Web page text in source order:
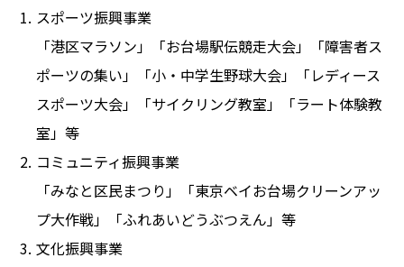
スポーツ振興事業
「港区マラソン」「お台場駅伝競走大会」「障害者ス
ポーツの集い」「小・中学生野球大会」「レディース
スポーツ大会」「サイクリング教室」「ラート体験教
室」等
コミュニティ振興事業
「みなと区民まつり」「東京ベイお台場クリーンアッ
プ大作戦」「ふれあいどうぶつえん」等
文化振興事業